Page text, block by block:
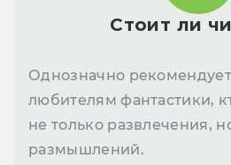
Стоит ли
Однозначно
любителям фантастики,
не только развлечения,
размышлений.